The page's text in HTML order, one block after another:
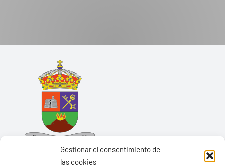
Gestionar el consentimiento de
las cookies